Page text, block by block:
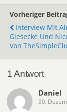
Vorheriger
Interview Mit
Giesecke Und
Von
1 Antwort
Daniel
30.